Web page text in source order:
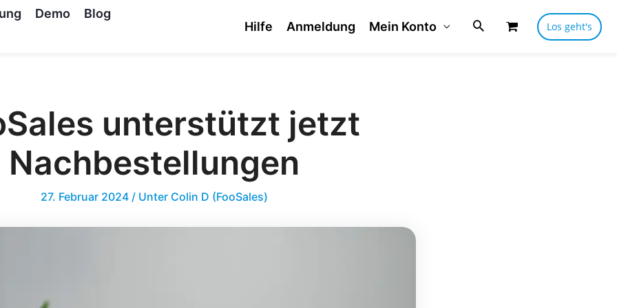
Demo
Blog
Hilfe Anmeldung Mein Konto Los geht's
unterstützt jetzt
Nachbestellungen
27. Februar 2024 / Unter Colin D (FooSales)